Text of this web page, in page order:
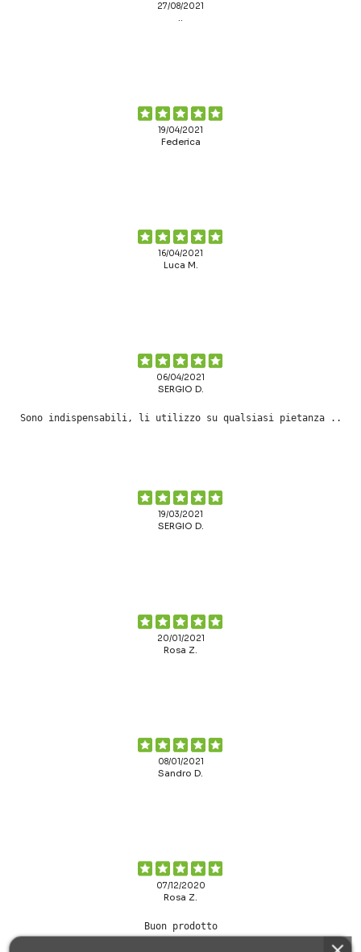
27/08/2021
..
19/04/2021
Federica
16/04/2021
Luca M.
06/04/2021
SERGIO D.
Sono indispensabili, li utilizzo su qualsiasi pietanza ..
19/03/2021
SERGIO D.
20/01/2021
Rosa Z.
08/01/2021
Sandro D.
07/12/2020
Rosa Z.
Buon prodotto